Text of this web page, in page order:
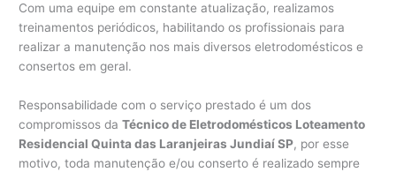
Com uma equipe em constante atualização, realizamos
treinamentos periódicos, habilitando os profissionais para
realizar a manutenção nos mais diversos eletrodomésticos e
consertos em geral.
Responsabilidade com o serviço prestado é um dos
compromissos daTécnico de Eletrodomésticos Loteamento
Residencial Quinta das Laranjeiras Jundiaí SP, por esse
motivo, toda manutenção e/ou conserto é realizado sempre